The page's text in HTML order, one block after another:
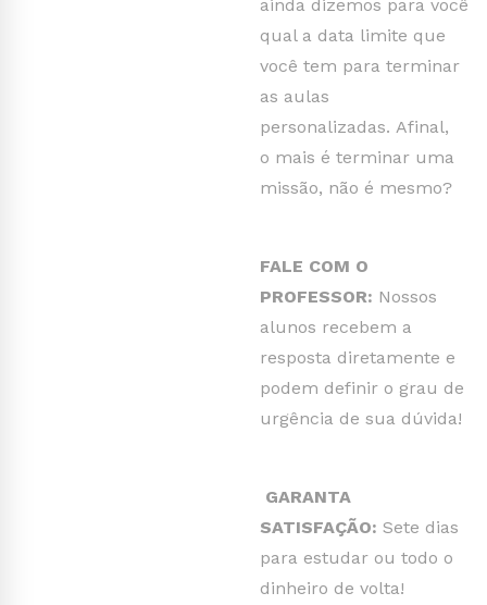
ainda dizemos para você
qual a data limite que
você tem para terminar
as aulas
personalizadas. Afinal,
o mais é terminar uma
missão, não é mesmo?
FALE COM O
PROFESSOR: Nossos
alunos recebem a
resposta diretamente e
podem definir o grau de
urgência de sua dúvida!
GARANTA
SATISFAÇÃO: Sete dias
para estudar ou todo o
dinheiro de volta!